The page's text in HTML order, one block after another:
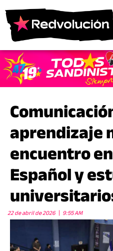
aprendizaje
encuentro
Español y
22 de abril de 2026 9:55 AM